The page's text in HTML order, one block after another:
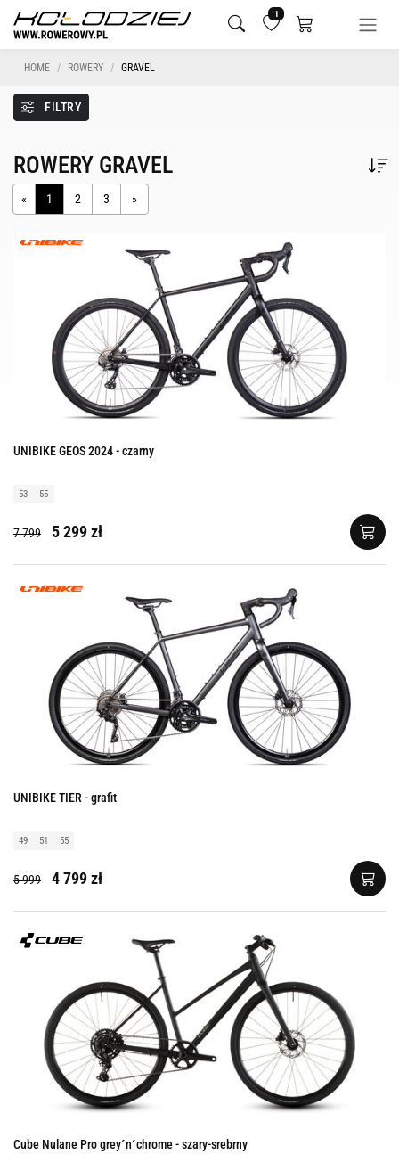
1
HOME ROWERY GRAVEL
FILTRY
ROWERY GRAVEL
« 1 2 3 »
UNIBIKE GEOS 2024 - czarny
53 55
7 799 5 299 zł
UNIBIKE TIER - grafit
49 51 55
5 999 4 799 zł
Cube Nulane Pro grey´n´chrome - szary-srebrny